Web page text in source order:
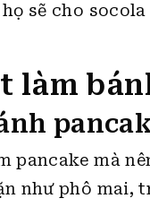
sẽ cho
làm
pancake mà
như phô mai,